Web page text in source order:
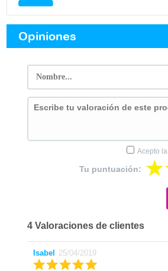
Opiniones
4 Valoraciones de clientes
Tu puntuación:
Acepto la
Isabel 25/04/2019